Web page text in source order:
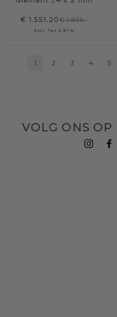
€ 1.551,20€ 1.939,-
Excl. Tax & BTW
1 2 3 4 5
VOLG ONS